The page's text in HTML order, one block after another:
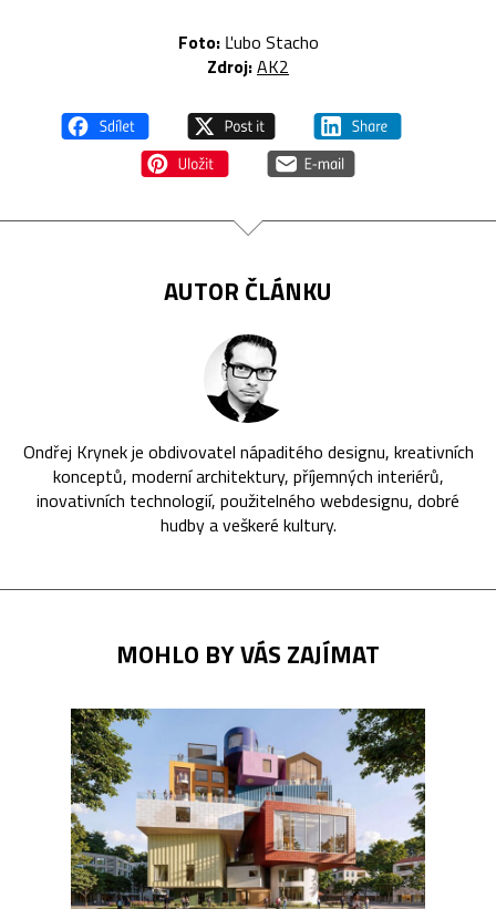
Foto:Ľubo Stacho
Zdroj:AK2
AUTOR ČLÁNKU
Ondřej Krynek je obdivovatel nápaditého designu, kreativních
konceptů, moderní architektury, příjemných interiérů,
inovativních technologií, použitelného webdesignu, dobré
hudby a veškeré kultury.
MOHLO BY VÁS ZAJÍMAT